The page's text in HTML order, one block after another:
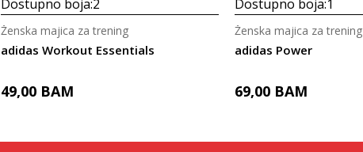
Dostupno boja:2
adidas Workout Essentials
Ženska majica za trening
49,00 BAM
Dostupno boja:1
adidas Power
Ženska majica za trening
69,00 BAM